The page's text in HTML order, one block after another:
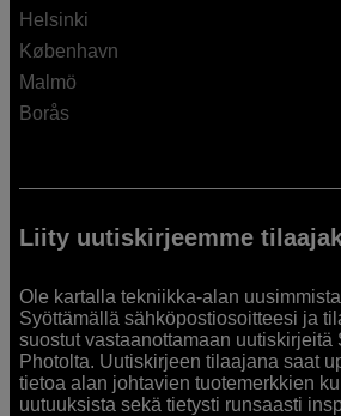
Helsinki
København
Malmö
Borås
Liity uutiskirjeemme
Ole kartalla tekniikka-alan
Syöttämällä sähköpostiosoitteesi ja
suostut vastaanottamaan uutiskirjeitä
Photolta. Uutiskirjeen tilaajana saat
tietoa alan johtavien tuotemerkkien
uutuuksista sekä tietysti runsaasti